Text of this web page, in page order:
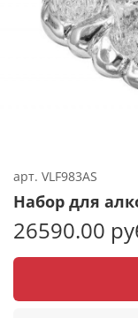
арт. VLF983AS
Набор для
26590.00